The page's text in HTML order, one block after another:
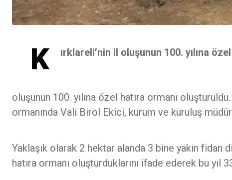
K
ırklareli’nin il oluşunun 100. yılına
oluşunun 100. yılına özel hatıra ormanı
ormanında Vali Birol Ekici, kurum ve kuruluş
Yaklaşık olarak 2 hektar alanda 3 bine yakın fidan
hatıra ormanı oluşturduklarını ifade ederek bu